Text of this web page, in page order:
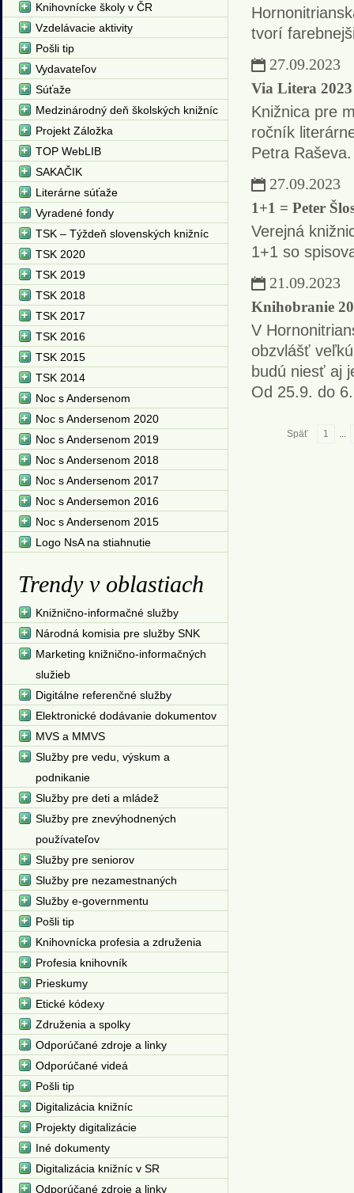
tvorí
27.09.2023
Via Litera
Knižnica pre
ročník
Petra Raševa.
27.09.2023
1+1 = Peter
Verejná
1+1 so
21.09.2023
Knihobranie
V
obzvlášť
budú niesť aj
Od 25.9. do
Späť 1 ...
Knihovnícke školy v ČR
Vzdelávacie aktivity
Pošli tip
Vydavateľov
Súťaže
Medzinárodný deň školských knižníc
Projekt Záložka
TOP WebLIB
SAKAČIK
Literárne súťaže
Vyradené fondy
TSK – Týždeň slovenských knižníc
TSK 2020
TSK 2019
TSK 2018
TSK 2017
TSK 2016
TSK 2015
TSK 2014
Noc s Andersenom
Noc s Andersenom 2020
Noc s Andersenom 2019
Noc s Andersenom 2018
Noc s Andersenom 2017
Noc s Andersemon 2016
Noc s Andersenom 2015
Logo NsA na stiahnutie
Trendy v oblastiach
Knižnično-informačné služby
Národná komisia pre služby SNK
Marketing knižnično-informačných
služieb
Digitálne referenčné služby
Elektronické dodávanie dokumentov
MVS a MMVS
Služby pre vedu, výskum a
podnikanie
Služby pre deti a mládež
Služby pre znevýhodnených
používateľov
Služby pre seniorov
Služby pre nezamestnaných
Služby e-governmentu
Pošli tip
Knihovnícka profesia a združenia
Profesia knihovník
Prieskumy
Etické kódexy
Združenia a spolky
Odporúčané zdroje a linky
Odporúčané videá
Pošli tip
Digitalizácia knižníc
Projekty digitalizácie
Iné dokumenty
Digitalizácia knižníc v SR
Odporúčané zdroje a linky